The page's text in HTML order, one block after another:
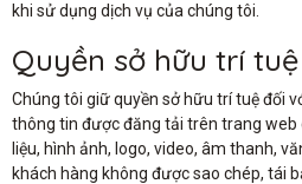
khi sử dụng dịch vụ của chúng tôi.
Quyền sở hữu trí tuệ
Chúng tôi giữ quyền sở hữu trí tuệ đối
thông tin được đăng tải trên trang web
liệu, hình ảnh, logo, video, âm thanh,
khách hàng không được sao chép, tái